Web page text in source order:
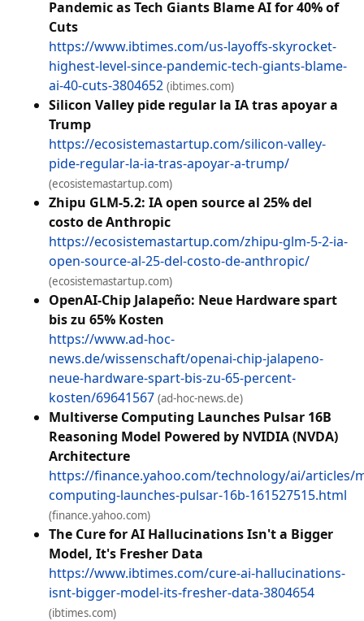
Pandemic as Tech Giants Blame AI for 40% of
Cuts
https://www.ibtimes.com/us-layoffs-skyrocket-
highest-level-since-pandemic-tech-giants-blame-
ai-40-cuts-3804652 (ibtimes.com)
Silicon Valley pide regular la IA tras apoyar a
Trump
https://ecosistemastartup.com/silicon-valley-
pide-regular-la-ia-tras-apoyar-a-trump/
(ecosistemastartup.com)
Zhipu GLM-5.2: IA open source al 25% del
costo de Anthropic
https://ecosistemastartup.com/zhipu-glm-5-2-ia-
open-source-al-25-del-costo-de-anthropic/
(ecosistemastartup.com)
OpenAI-Chip Jalapeño: Neue Hardware spart
bis zu 65% Kosten
https://www.ad-hoc-
news.de/wissenschaft/openai-chip-jalapeno-
neue-hardware-spart-bis-zu-65-percent-
kosten/69641567 (ad-hoc-news.de)
Multiverse Computing Launches Pulsar 16B
Reasoning Model Powered by NVIDIA (NVDA)
Architecture
https://finance.yahoo.com/technology/ai/articles/
computing-launches-pulsar-16b-161527515.html
(finance.yahoo.com)
The Cure for AI Hallucinations Isn't a Bigger
Model, It's Fresher Data
https://www.ibtimes.com/cure-ai-hallucinations-
isnt-bigger-model-its-fresher-data-3804654
(ibtimes.com)